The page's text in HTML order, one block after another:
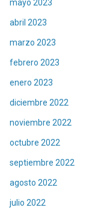
mayo 2023
abril 2023
marzo 2023
febrero 2023
enero 2023
diciembre 2022
noviembre 2022
octubre 2022
septiembre 2022
agosto 2022
julio 2022